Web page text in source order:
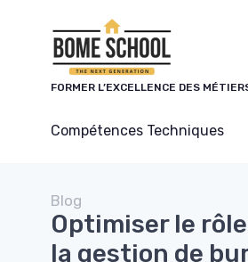
FORMER L’EXCELLENCE DES
Compétences Techniques
Blog
Optimiser le
la gestion de